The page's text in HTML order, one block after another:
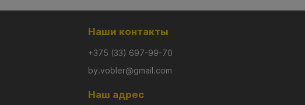
Наши контакты
+375 (33) 697-99-70
by.vobler@gmail.com
Наш адрес